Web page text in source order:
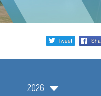
Share
social
media
twitter
2026